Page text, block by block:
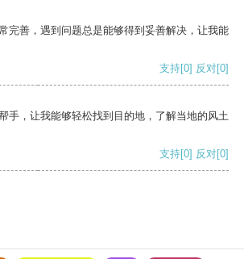
完善，遇到问题总是能够得到妥善解决，让我能
支持[0] 反对[0]
手，让我能够轻松找到目的地，了解当地的风土
支持[0] 反对[0]